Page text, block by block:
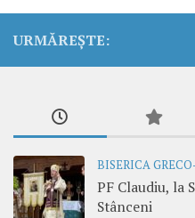
URMĂREȘTE:
BISERICA
PF Claudiu, la
Stânceni